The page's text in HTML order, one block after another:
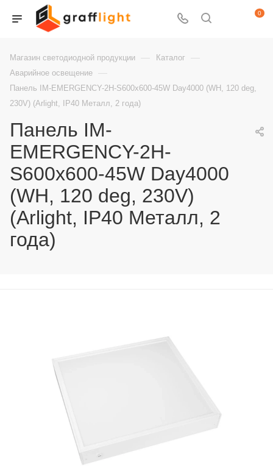
0
Магазин светодиодной продукции — Каталог —
Аварийное освещение —
Панель IM-EMERGENCY-2H-S600x600-45W Day4000 (WH, 120 deg,
230V) (Arlight, IP40 Металл, 2 года)
Панель IM-
EMERGENCY-2H-
S600x600-45W Day4000
(WH, 120 deg, 230V)
(Arlight, IP40 Металл, 2
года)